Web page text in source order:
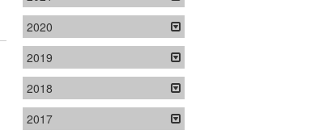
2020
2019
2018
2017